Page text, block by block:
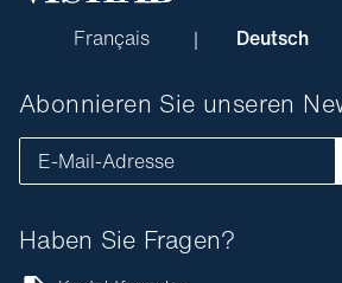
Français Deutsch
Haben Sie Fragen?
Abonnieren Sie unseren
E-Mail-Adresse